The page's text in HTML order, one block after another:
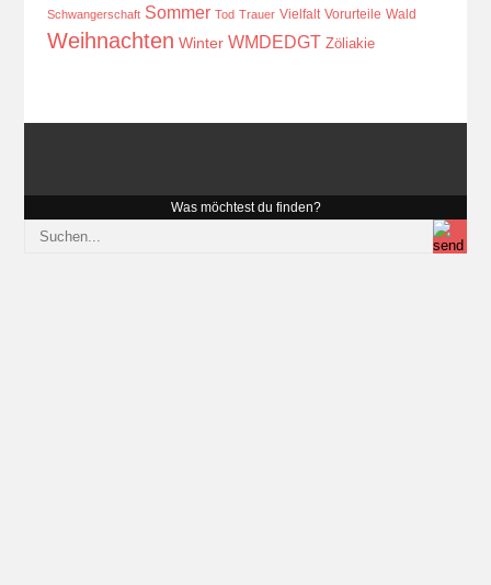
Schwangerschaft Sommer Tod Trauer Vielfalt Vorurteile Wald
Weihnachten Winter WMDEDGT Zöliakie
Was möchtest du finden?